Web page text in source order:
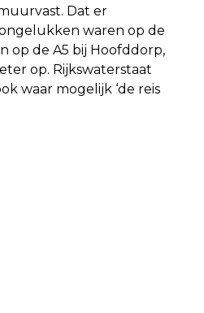
Dat er
waren op de
op de A5 bij Hoofddorp,
op. Rijkswaterstaat
waar mogelijk ‘de reis